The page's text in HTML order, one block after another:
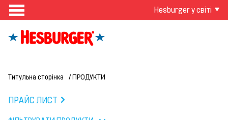
Hesburger у світі
Титульна сторінка ПРОДУКТИ
ПРАЙС ЛИСТ